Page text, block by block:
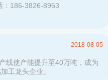
：186-3826-8963
线使产能提升至40万吨，成为
工龙头企业。
2018-08-05